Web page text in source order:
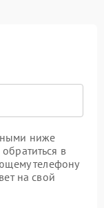
ниже
в
телефону
на свой